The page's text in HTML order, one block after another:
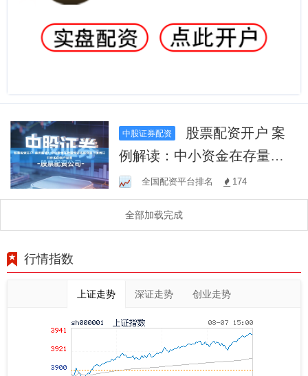
中股证券配资
例解读：中小资金在存量博
弈格局背景下使用杠杆炒股
的资产配置
全国配资平台排名 174
全部加载完成
行情指数
上证走势 深证走势 创业走势